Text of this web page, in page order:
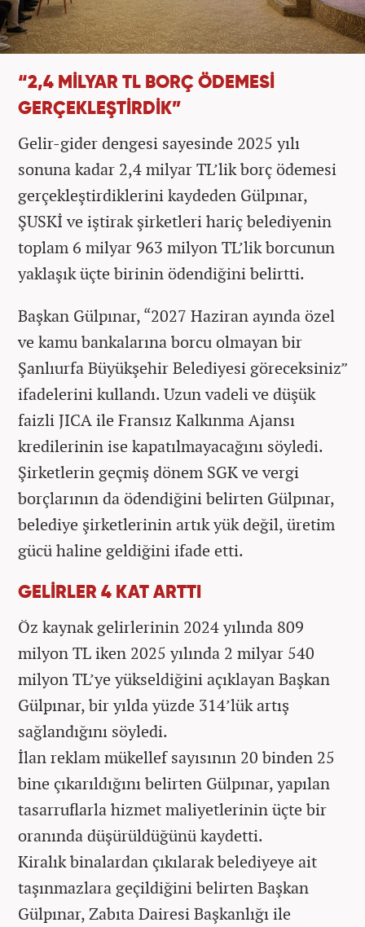
“2,4 MİLYAR TL BORÇ ÖDEMESİ
GERÇEKLEŞTİRDİK”
Gelir-gider dengesi sayesinde 2025 yılı
sonuna kadar 2,4 milyar TL’lik borç ödemesi
gerçekleştirdiklerini kaydeden Gülpınar,
ŞUSKİ ve iştirak şirketleri hariç belediyenin
toplam 6 milyar 963 milyon TL’lik borcunun
yaklaşık üçte birinin ödendiğini belirtti.
Başkan Gülpınar, “2027 Haziran ayında özel
ve kamu bankalarına borcu olmayan bir
Şanlıurfa Büyükşehir Belediyesi göreceksiniz”
ifadelerini kullandı. Uzun vadeli ve düşük
faizli JICA ile Fransız Kalkınma Ajansı
kredilerinin ise kapatılmayacağını söyledi.
Şirketlerin geçmiş dönem SGK ve vergi
borçlarının da ödendiğini belirten Gülpınar,
belediye şirketlerinin artık yük değil, üretim
gücü haline geldiğini ifade etti.
GELİRLER 4 KAT ARTTI
Öz kaynak gelirlerinin 2024 yılında 809
milyon TL iken 2025 yılında 2 milyar 540
milyon TL’ye yükseldiğini açıklayan Başkan
Gülpınar, bir yılda yüzde 314’lük artış
sağlandığını söyledi.
İlan reklam mükellef sayısının 20 binden 25
bine çıkarıldığını belirten Gülpınar, yapılan
tasarruflarla hizmet maliyetlerinin üçte bir
oranında düşürüldüğünü kaydetti.
Kiralık binalardan çıkılarak belediyeye ait
taşınmazlara geçildiğini belirten Başkan
Gülpınar, Zabıta Dairesi Başkanlığı ile